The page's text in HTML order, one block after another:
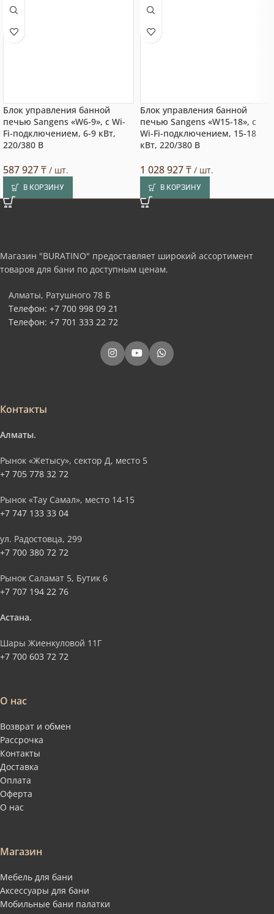
Блок управления банной
печью Sangens «W6-9», с Wi-
Fi-подключением, 6-9 кВт,
220/380 В
587 927₸ / шт.
В КОРЗИНУ
Блок управления банной
печью Sangens «W15-18», с
Wi-Fi-подключением, 15-18
кВт, 220/380 В
1 028 927₸ / шт.
В КОРЗИНУ
Магазин "BURATINO" предоставляет широкий ассортимент
товаров для бани по доступным ценам.
Алматы, Ратушного 78 Б
Телефон: +7 700 998 09 21
Телефон: +7 701 333 22 72
Контакты
Алматы.
Рынок «Жетысу», сектор Д, место 5
+7 705 778 32 72
Рынок «Тау Самал», место 14-15
+7 747 133 33 04
ул. Радостовца, 299
+7 700 380 72 72
Рынок Саламат 5, Бутик 6
+7 707 194 22 76
Астана.
Шары Жиенкуловой 11Г
+7 700 603 72 72
О нас
Возврат и обмен
Рассрочка
Контакты
Доставка
Оплата
Оферта
О нас
Магазин
Мебель для бани
Аксессуары для бани
Мобильные бани палатки